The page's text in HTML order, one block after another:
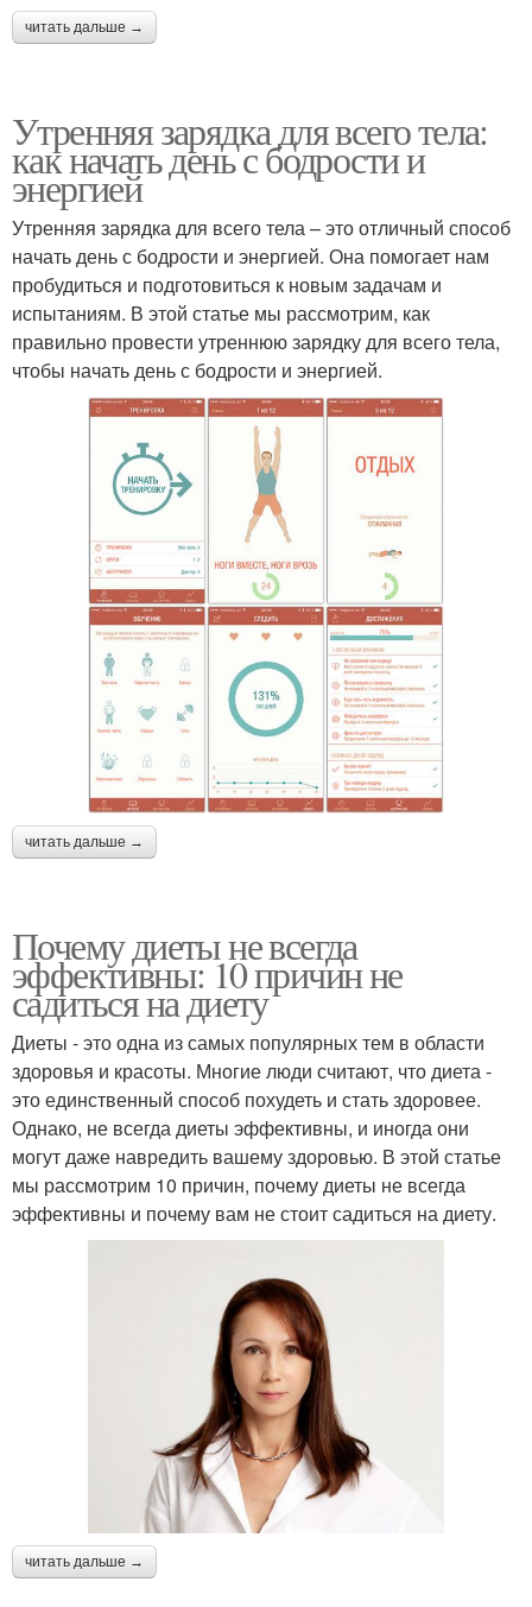
читать дальше →
Утренняя зарядка для всего тела:
как начать день с бодрости и
энергией
Утренняя зарядка для всего тела – это отличный способ
начать день с бодрости и энергией. Она помогает нам
пробудиться и подготовиться к новым задачам и
испытаниям. В этой статье мы рассмотрим, как
правильно провести утреннюю зарядку для всего тела,
чтобы начать день с бодрости и энергией.
читать дальше →
Почему диеты не всегда
эффективны: 10 причин не
садиться на диету
Диеты - это одна из самых популярных тем в области
здоровья и красоты. Многие люди считают, что диета -
это единственный способ похудеть и стать здоровее.
Однако, не всегда диеты эффективны, и иногда они
могут даже навредить вашему здоровью. В этой статье
мы рассмотрим 10 причин, почему диеты не всегда
эффективны и почему вам не стоит садиться на диету.
читать дальше →